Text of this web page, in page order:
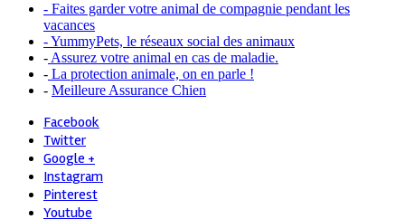
- Faites garder votre animal de compagnie pendant les
vacances
- YummyPets, le réseaux social des animaux
- Assurez votre animal en cas de maladie.
- La protection animale, on en parle !
- Meilleure Assurance Chien
Facebook
Twitter
Google +
Instagram
Pinterest
Youtube